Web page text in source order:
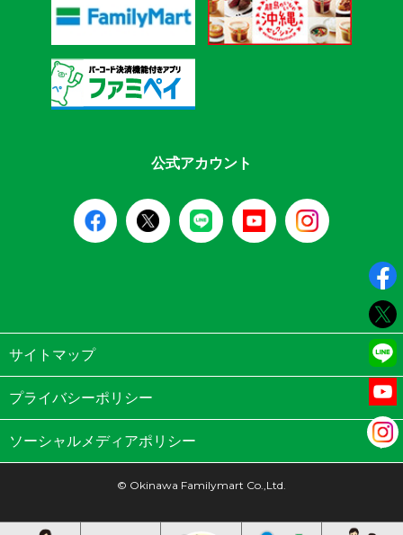
公式アカウント
サイトマップ
プライバシーポリシー
ソーシャルメディアポリシー
© Okinawa Familymart Co.,Ltd.